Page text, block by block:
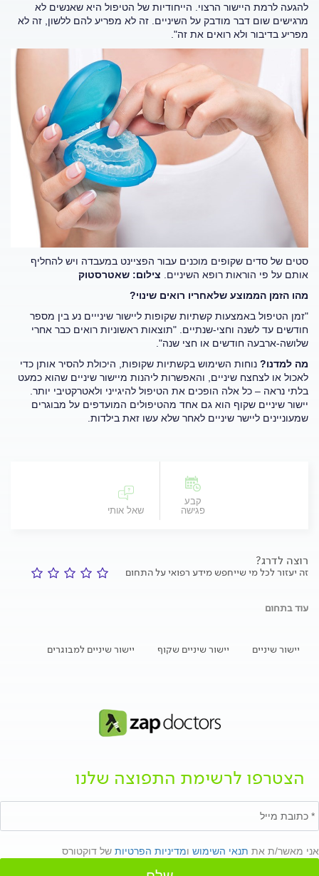
להגעה לרמת היישור הרצוי. הייחודיות של הטיפול היא שאנשים לא
מרגישים שום דבר מודבק על השיניים. זה לא מפריע להם ללשון, זה לא
מפריע בדיבור ולא רואים את זה".
סטים של סדים שקופים מוכנים עבור הפציינט במעבדה ויש להחליף
אותם על פי הוראות רופא השיניים. צילום: שאטרסטוק
מהו הזמן הממוצע שלאחריו רואים שינוי?
"זמן הטיפול באמצעות קשתיות שקופות ליישור שינייים נע בין מספר
חודשים עד לשנה וחצי-שנתיים. "תוצאות ראשוניות רואים כבר אחרי
שלושה-ארבעה חודשים או חצי שנה".
מה למדנו? נוחות השימוש בקשתיות שקופות, היכולת להסיר אותן כדי
לאכול או לצחצח שיניים, והאפשרות ליהנות מיישור שיניים שהוא כמעט
בלתי נראה – כל אלה הופכים את הטיפול להיגייני ולאטרקטיבי יותר.
יישור שיניים שקוף הוא גם אחד מהטיפולים המועדפים על מבוגרים
שמעוניינים ליישר שיניים לאחר שלא עשו זאת בילדות.
קבע
פגישה
שאל אותי
רוצה לדרג?
זה יעזור לכל מי שייחפש מידע רפואי על התחום
עוד בתחום
יישור שיניים יישור שיניים שקוף יישור שיניים למבוגרים
הצטרפו לרשימת התפוצה שלנו
אני מאשר/ת את תנאי השימוש ומדיניות הפרטיות של דוקטורס